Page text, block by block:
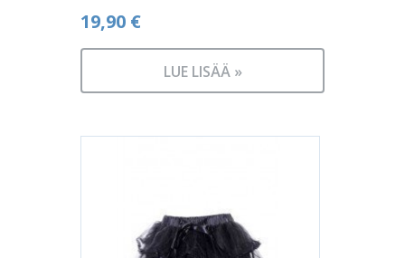
19,90 €
LUE LISÄÄ »